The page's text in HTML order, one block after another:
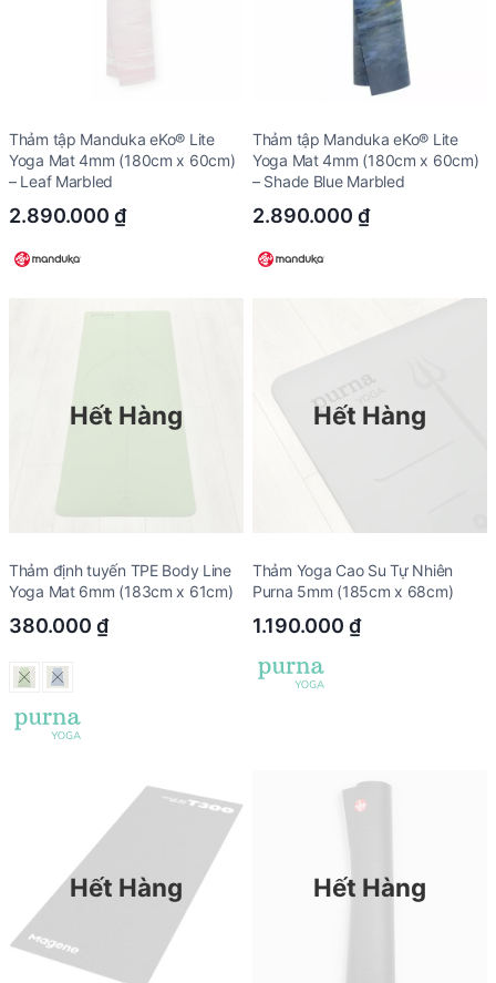
Thảm tập Manduka eKo® Lite
Yoga Mat 4mm (180cm x 60cm)
– Leaf Marbled
2.890.000 ₫
Thảm tập Manduka eKo® Lite
Yoga Mat 4mm (180cm x 60cm)
– Shade Blue Marbled
2.890.000 ₫
Hết Hàng
Thảm định tuyến TPE Body Line
Yoga Mat 6mm (183cm x 61cm)
380.000 ₫
Hết Hàng
Thảm Yoga Cao Su Tự Nhiên
Purna 5mm (185cm x 68cm)
1.190.000 ₫
Hết Hàng Hết Hàng